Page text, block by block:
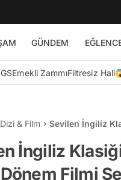
GÜNDEM
Emekli ZammıFiltresiz
Dizi & Film
Sevilen İngiliz
İngiliz
Filmi